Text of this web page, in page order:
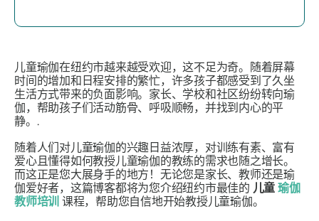
儿童瑜伽在纽约市越来越受欢迎，这不足为奇。随着屏幕
时间的增加和日程安排的繁忙，许多孩子都感受到了久坐
生活方式带来的负面影响。家长、学校和社区纷纷转向瑜
伽，帮助孩子们活动筋骨、呼吸顺畅，并找到内心的平
静。.
随着人们对儿童瑜伽的兴趣日益浓厚，对训练有素、富有
爱心且懂得如何教授儿童瑜伽的教练的需求也随之增长。
而这正是您大展身手的地方！无论您是家长、教师还是瑜
伽爱好者，这篇博客都将为您介绍纽约市最佳的 儿童瑜伽
教师培训 课程，帮助您自信地开始教授儿童瑜伽。